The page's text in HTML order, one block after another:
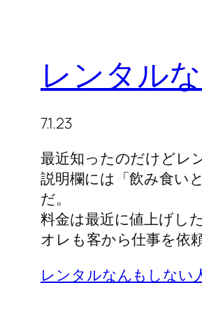
レンタル
7.1.23
最近知ったのだけどレ
説明欄には「飲み食い
だ。
料金は最近に値上げし
オレも客から仕事を依
レンタルなんもしない